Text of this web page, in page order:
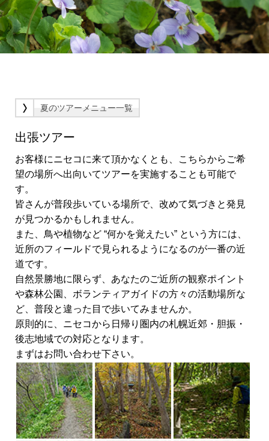
夏のツアーメニュー一覧
出張ツアー
お客様にニセコに来て頂かなくとも、こちらからご希
望の場所へ出向いてツアーを実施することも可能で
す。
皆さんが普段歩いている場所で、改めて気づきと発見
が見つかるかもしれません。
また、鳥や植物など “何かを覚えたい” という方には、
近所のフィールドで見られるようになるのが一番の近
道です。
自然景勝地に限らず、あなたのご近所の観察ポイント
や森林公園、ボランティアガイドの方々の活動場所な
ど、普段と違った目で歩いてみませんか。
原則的に、ニセコから日帰り圏内の札幌近郊・胆振・
後志地域での対応となります。
まずはお問い合わせ下さい。